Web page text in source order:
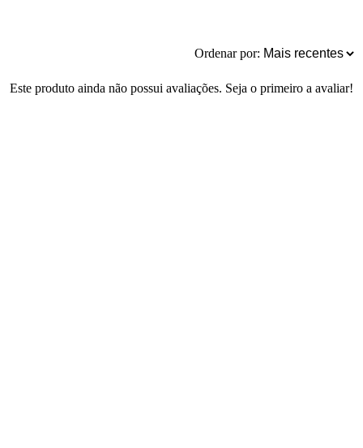
Ordenar por:
Este produto ainda não possui avaliações. Seja o primeiro a avaliar!